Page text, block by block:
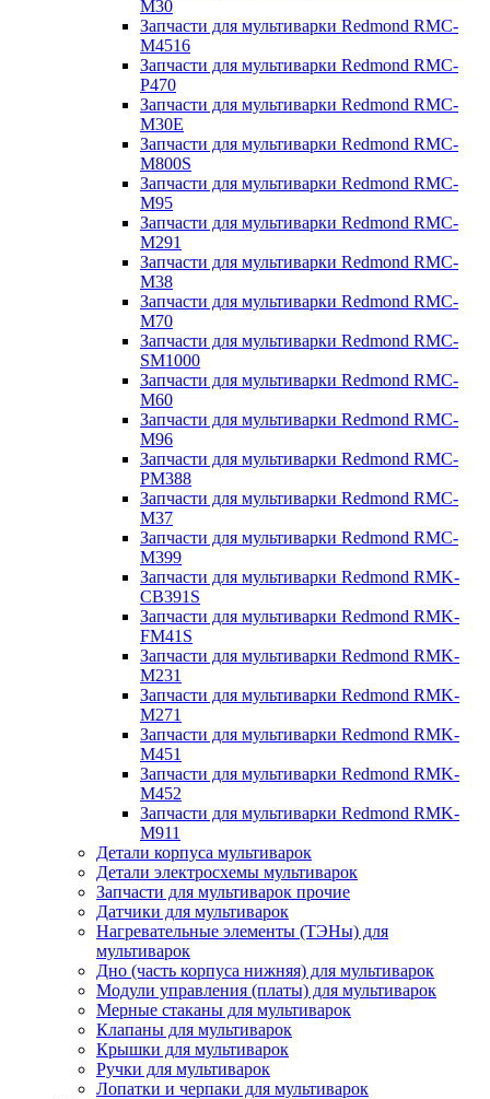
M30
Запчасти для мультиварки Redmond RMC-
M4516
Запчасти для мультиварки Redmond RMC-
P470
Запчасти для мультиварки Redmond RMC-
M30E
Запчасти для мультиварки Redmond RMC-
M800S
Запчасти для мультиварки Redmond RMC-
M95
Запчасти для мультиварки Redmond RMC-
M291
Запчасти для мультиварки Redmond RMC-
M38
Запчасти для мультиварки Redmond RMC-
M70
Запчасти для мультиварки Redmond RMC-
SM1000
Запчасти для мультиварки Redmond RMC-
M60
Запчасти для мультиварки Redmond RMC-
M96
Запчасти для мультиварки Redmond RMC-
PM388
Запчасти для мультиварки Redmond RMC-
M37
Запчасти для мультиварки Redmond RMC-
M399
Запчасти для мультиварки Redmond RMK-
CB391S
Запчасти для мультиварки Redmond RMK-
FM41S
Запчасти для мультиварки Redmond RMK-
M231
Запчасти для мультиварки Redmond RMK-
M271
Запчасти для мультиварки Redmond RMK-
M451
Запчасти для мультиварки Redmond RMK-
M452
Запчасти для мультиварки Redmond RMK-
M911
Детали корпуса мультиварок
Детали электросхемы мультиварок
Запчасти для мультиварок прочие
Датчики для мультиварок
Нагревательные элементы (ТЭНы) для
мультиварок
Дно (часть корпуса нижняя) для мультиварок
Модули управления (платы) для мультиварок
Мерные стаканы для мультиварок
Клапаны для мультиварок
Крышки для мультиварок
Ручки для мультиварок
Лопатки и черпаки для мультиварок